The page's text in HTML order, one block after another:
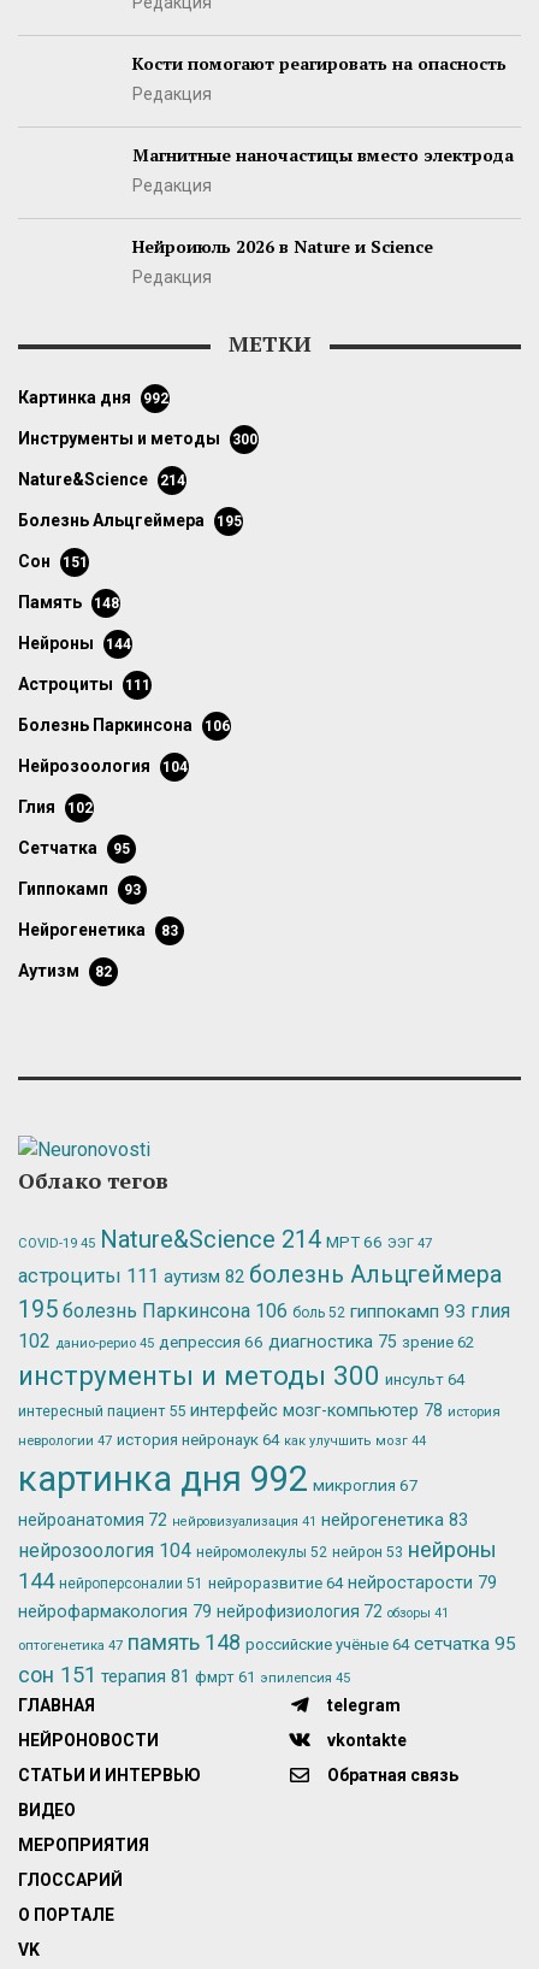
Кости помогают реагировать на опасность
Редакция
Магнитные наночастицы вместо электрода
Редакция
Нейроиюль 2026 в Nature и Science
Редакция
МЕТКИ
картинка дня 992
инструменты и методы 300
Nature&Science 214
болезнь Альцгеймера 195
сон 151
память 148
нейроны 144
астроциты 111
болезнь Паркинсона 106
нейрозоология 104
глия 102
сетчатка 95
гиппокамп 93
нейрогенетика 83
аутизм 82
Облако тегов
COVID-19 45 Nature&Science 214 МРТ66 ЭЭГ 47
астроциты 111 аутизм 82 болезнь Альцгеймера
195 болезнь Паркинсона 106 боль 52 гиппокамп 93 глия
102 данио-рерио 45 депрессия 66 диагностика 75 зрение 62
инструменты и методы 300 инсульт 64
интересный пациент 55 интерфейс мозг-компьютер 78 история
неврологии 47 история нейронаук 64 как улучшить мозг 44
картинка дня 992 микроглия 67
нейроанатомия 72 нейровизуализация 41 нейрогенетика 83
нейрозоология 104 нейромолекулы 52 нейрон 53 нейроны
144 нейроперсоналии 51 нейроразвитие 64 нейростарости 79
нейрофармакология 79 нейрофизиология 72 обзоры 41
оптогенетика 47 память 148 российские учёные 64 сетчатка 95
сон 151 терапия 81 фмрт 61 эпилепсия 45
ГЛАВНАЯ
НЕЙРОНОВОСТИ
СТАТЬИ И ИНТЕРВЬЮ
ВИДЕО
МЕРОПРИЯТИЯ
ГЛОССАРИЙ
О ПОРТАЛЕ
VK
telegram
vkontakte
Обратная связь